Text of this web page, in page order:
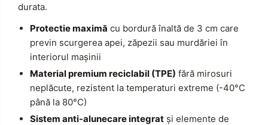
durata.
Protectie maximă cu bordură înaltă de 3 cm care
previn scurgerea apei, zăpezii sau murdăriei în
interiorul mașinii
Material premium reciclabil (TPE) fără mirosuri
neplăcute, rezistent la temperaturi extreme (-40°C
până la 80°C)
Sistem anti-alunecare integrat și elemente de